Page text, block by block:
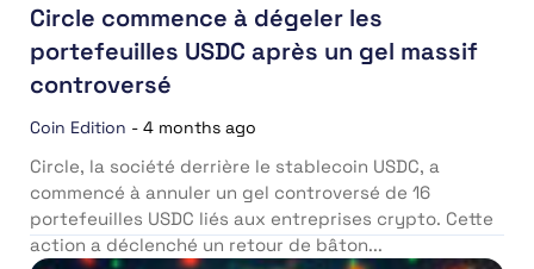
Circle commence à dégeler les
portefeuilles USDC après un gel massif
controversé
Coin Edition - 4 months ago
Circle, la société derrière le stablecoin USDC, a
commencé à annuler un gel controversé de 16
portefeuilles USDC liés aux entreprises crypto. Cette
action a déclenché un retour de bâton...